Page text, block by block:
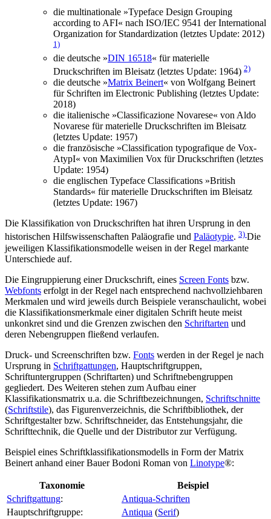
die multinationale »Typeface Design Grouping
according to AFI« nach ISO/IEC 9541 der International
Organization for Standardization (letztes Update: 2012)
1)
die deutsche »DIN 16518« für materielle
Druckschriften im Bleisatz (letztes Update: 1964) 2)
die deutsche »Matrix Beinert« von Wolfgang Beinert
für Schriften im Electronic Publishing (letztes Update:
2018)
die italienische »Classificazione Novarese« von Aldo
Novarese für materielle Druckschriften im Bleisatz
(letztes Update: 1957)
die französische »Classification typografique de Vox-
AtypI« von Maximilien Vox für Druckschriften (letztes
Update: 1954)
die englischen Typeface Classifications »British
Standards« für materielle Druckschriften im Bleisatz
(letztes Update: 1967)
Die Klassifikation von Druckschriften hat ihren Ursprung in den
historischen Hilfswissenschaften Paläografie und Paläotypie. 3) Die
jeweiligen Klassifikationsmodelle weisen in der Regel markante
Unterschiede auf.
Die Eingruppierung einer Druckschrift, eines Screen Fonts bzw.
Webfonts erfolgt in der Regel nach entsprechend nachvollziehbaren
Merkmalen und wird jeweils durch Beispiele veranschaulicht, wobei
die Klassifikationsmerkmale einer digitalen Schrift heute meist
unkonkret sind und die Grenzen zwischen den Schriftarten und
deren Nebengruppen fließend verlaufen.
Druck- und Screenschriften bzw. Fonts werden in der Regel je nach
Ursprung in Schriftgattungen, Hauptschriftgruppen,
Schriftuntergruppen (Schriftarten) und Schriftnebengruppen
gegliedert. Des Weiteren stehen zum Aufbau einer
Klassifikationsmatrix u.a. die Schriftbezeichnungen, Schriftschnitte
(Schriftstile), das Figurenverzeichnis, die Schriftbibliothek, der
Schriftgestalter bzw. Schriftschneider, das Entstehungsjahr, die
Schrifttechnik, die Quelle und der Distributor zur Verfügung.
Beispiel eines Schriftklassifikationsmodells in Form der Matrix
Beinert anhand einer Bauer Bodoni Roman von Linotype®:
Taxonomie
Beispiel
Schriftgattung:
Antiqua-Schriften
Hauptschriftgruppe:
Antiqua (Serif)